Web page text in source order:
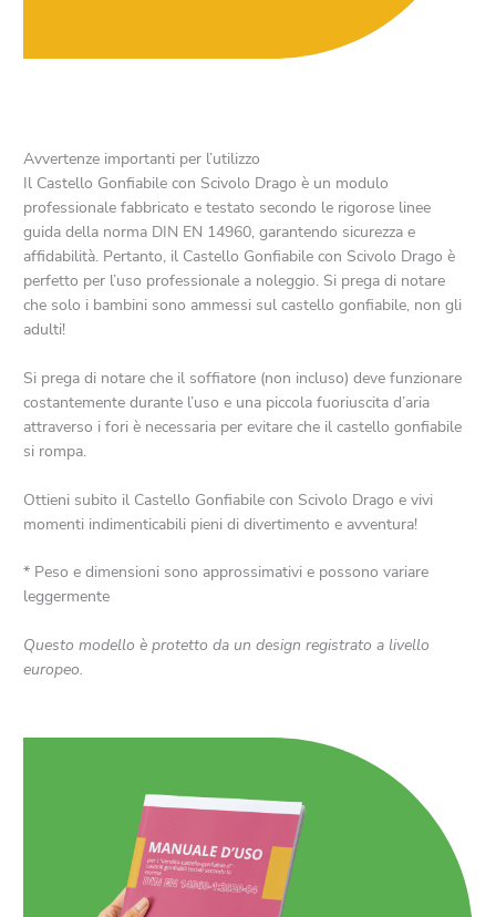
Avvertenze importanti per l’utilizzo
Il Castello Gonfiabile con Scivolo Drago è un modulo
professionale fabbricato e testato secondo le rigorose linee
guida della norma DIN EN 14960, garantendo sicurezza e
affidabilità. Pertanto, il Castello Gonfiabile con Scivolo Drago è
perfetto per l’uso professionale a noleggio. Si prega di notare
che solo i bambini sono ammessi sul castello gonfiabile, non gli
adulti!
Si prega di notare che il soffiatore (non incluso) deve funzionare
costantemente durante l’uso e una piccola fuoriuscita d’aria
attraverso i fori è necessaria per evitare che il castello gonfiabile
si rompa.
Ottieni subito il Castello Gonfiabile con Scivolo Drago e vivi
momenti indimenticabili pieni di divertimento e avventura!
* Peso e dimensioni sono approssimativi e possono variare
leggermente
Questo modello è protetto da un design registrato a livello
europeo.